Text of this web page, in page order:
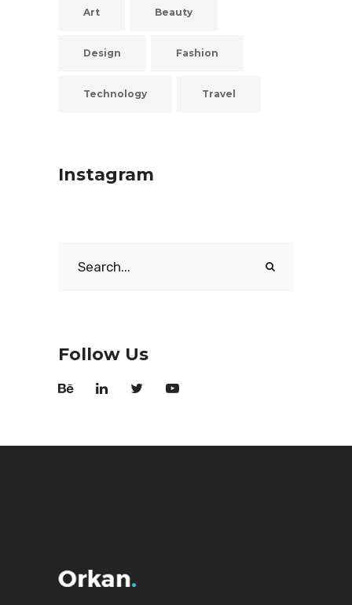
Art Beauty
Design Fashion
Technology Travel
Instagram
for:
Follow Us